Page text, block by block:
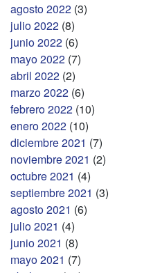
agosto 2022 (3)
julio 2022 (8)
junio 2022 (6)
mayo 2022 (7)
abril 2022 (2)
marzo 2022 (6)
febrero 2022 (10)
enero 2022 (10)
diciembre 2021 (7)
noviembre 2021 (2)
octubre 2021 (4)
septiembre 2021 (3)
agosto 2021 (6)
julio 2021 (4)
junio 2021 (8)
mayo 2021 (7)